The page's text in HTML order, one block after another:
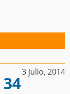
3 julio, 2014